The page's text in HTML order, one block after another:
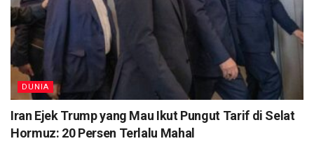
DUNIA
Iran Ejek Trump yang Mau Ikut Pungut Tarif di Selat
Hormuz: 20 Persen Terlalu Mahal